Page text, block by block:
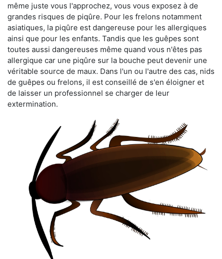
même juste vous l'approchez, vous vous exposez à de
grandes risques de piqûre. Pour les frelons notamment
asiatiques, la piqûre est dangereuse pour les allergiques
ainsi que pour les enfants. Tandis que les guêpes sont
toutes aussi dangereuses même quand vous n'êtes pas
allergique car une piqûre sur la bouche peut devenir une
véritable source de maux. Dans l'un ou l'autre des cas, nids
de guêpes ou frelons, il est conseillé de s'en éloigner et
de laisser un professionnel se charger de leur
extermination.